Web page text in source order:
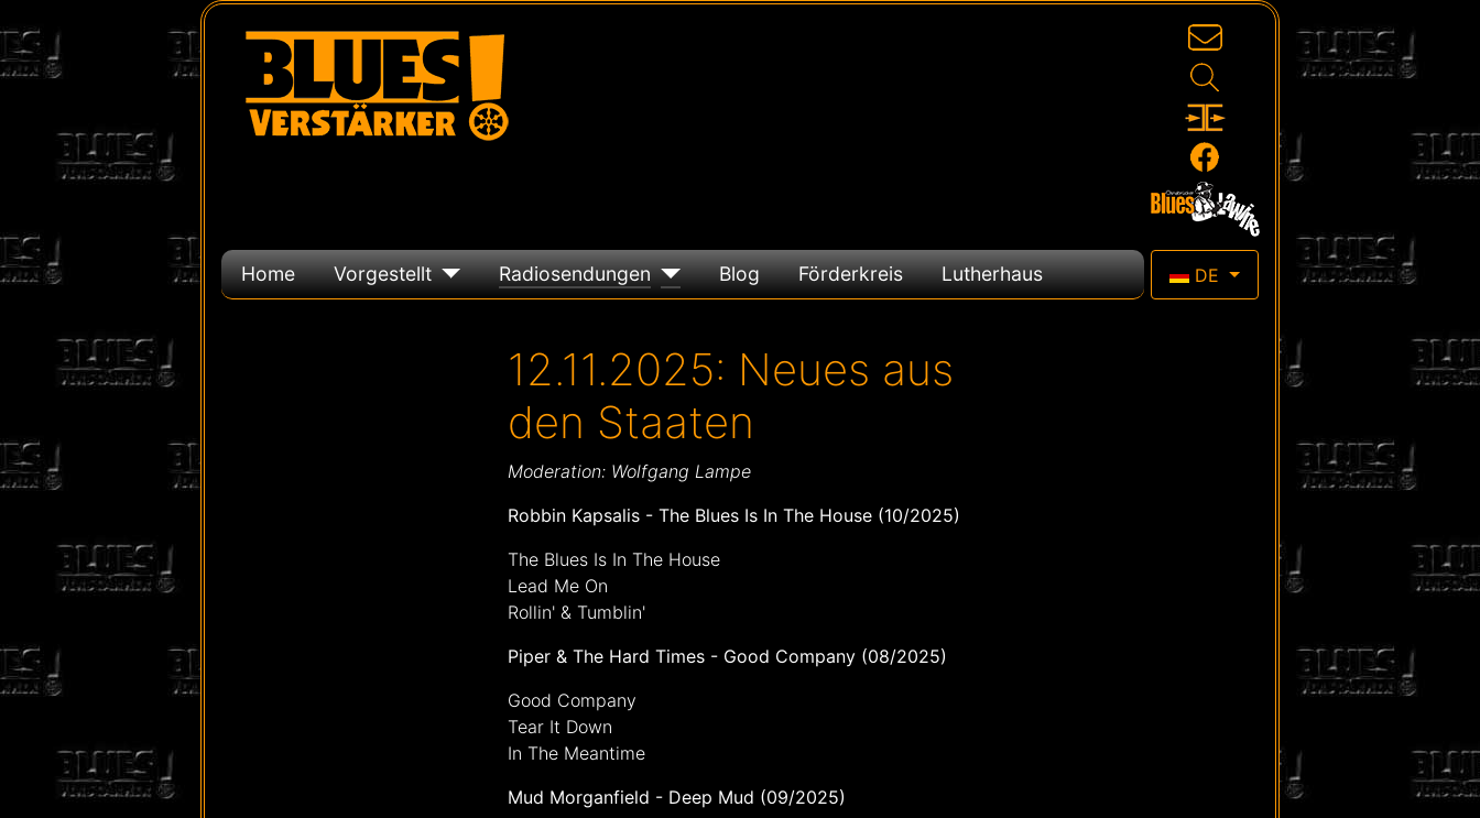
Sprache auswählen
DE
Home Vorgestellt Radiosendungen Blog Förderkreis Lutherhaus
12.11.2025: Neues aus
den Staaten
Moderation: Wolfgang Lampe
Robbin Kapsalis - The Blues Is In The House (10/2025)
The Blues Is In The House
Lead Me On
Rollin' & Tumblin'
Piper & The Hard Times - Good Company (08/2025)
Good Company
Tear It Down
In The Meantime
Mud Morganfield - Deep Mud (09/2025)